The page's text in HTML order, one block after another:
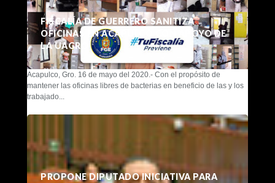
FISCALÍA DE GUERRERO SANITIZA
OFICINAS EN ACAPULCO CON APOYO DE
LA UAGRO
Acapulco, Gro. 16 de mayo del 2020.- Con el propósito de
mantener las oficinas libres de bacterias en beneficio de las y los
trabajado...
PROPONE DIPUTADO INICIATIVA PARA